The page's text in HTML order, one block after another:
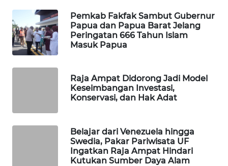
Pemkab Fakfak Sambut Gubernur
Papua dan Papua Barat Jelang
Peringatan 666 Tahun Islam
Masuk Papua
Raja Ampat Didorong Jadi Model
Keseimbangan Investasi,
Konservasi, dan Hak Adat
Belajar dari Venezuela hingga
Swedia, Pakar Pariwisata UF
Ingatkan Raja Ampat Hindari
Kutukan Sumber Daya Alam
JURNAL
MARITIM
HUMBANG